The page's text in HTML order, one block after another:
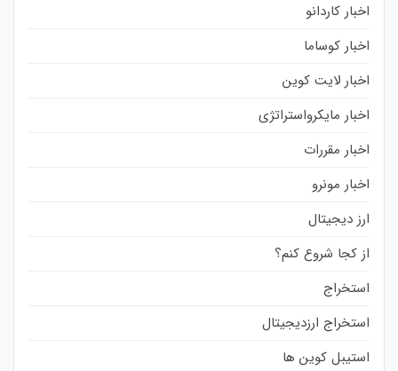
اخبار کاردانو
اخبار کوساما
اخبار لایت کوین
اخبار مایکرواستراتژی
اخبار مقررات
اخبار مونرو
ارز دیجیتال
از کجا شروع کنم؟
استخراج
استخراج ارزدیجیتال
استیبل کوین ها